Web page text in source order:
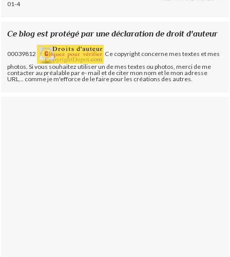
01-4
Ce blog est protégé par une déclaration de droit d'auteur
00039812
Ce copyright concerne mes textes et mes
photos. Si vous souhaitez utiliser un de mes textes ou photos, merci de me
contacter au préalable par e- mail et de citer mon nom et le mon adresse
URL... comme je m'efforce de le faire pour les créations des autres.